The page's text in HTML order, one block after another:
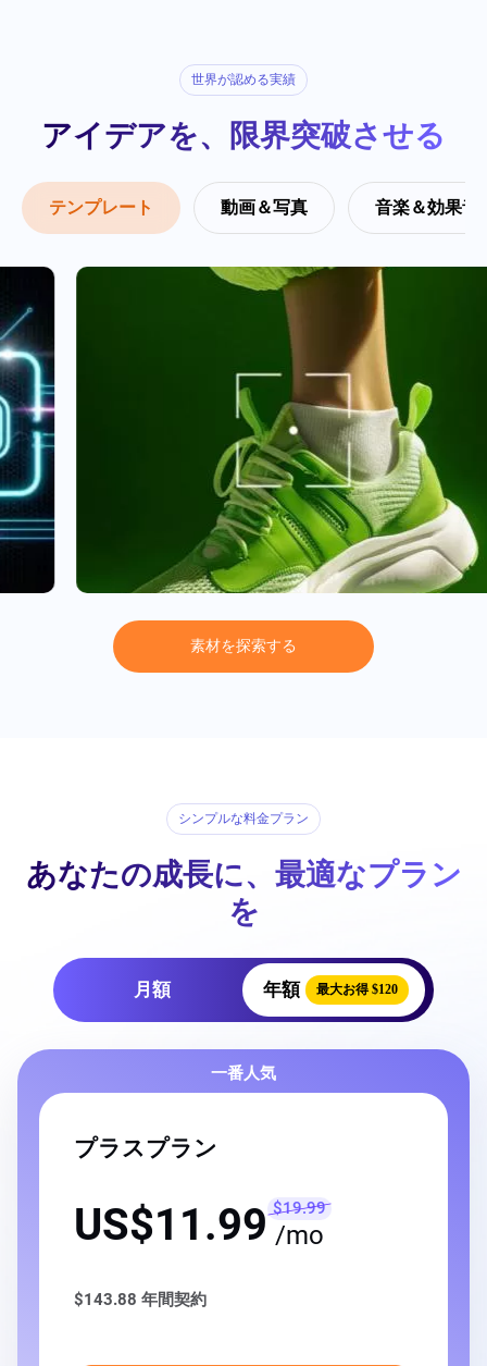
世界が認める実績
アイデアを、限界突破させる
テンプレート 動画＆写真 音楽＆効果音
素材を探索する
シンプルな料金プラン
あなたの成長に、最適なプラン
を
月額 年額 最大お得 $120
一番人気
プラスプラン
US$11.99 $19.99
/mo
$143.88 年間契約